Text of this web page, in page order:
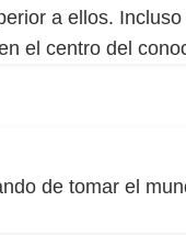
a ellos.
el centro del
de tomar el